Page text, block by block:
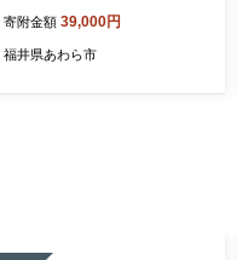
届け！》／ 福井県産 ブラン
ド米 ご飯 [aw064-c007]
寄附金額 39,000円
福井県あわら市